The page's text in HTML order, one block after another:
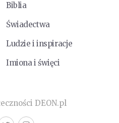
Biblia
Świadectwa
Ludzie i inspiracje
Imiona i święci
DEON.pl